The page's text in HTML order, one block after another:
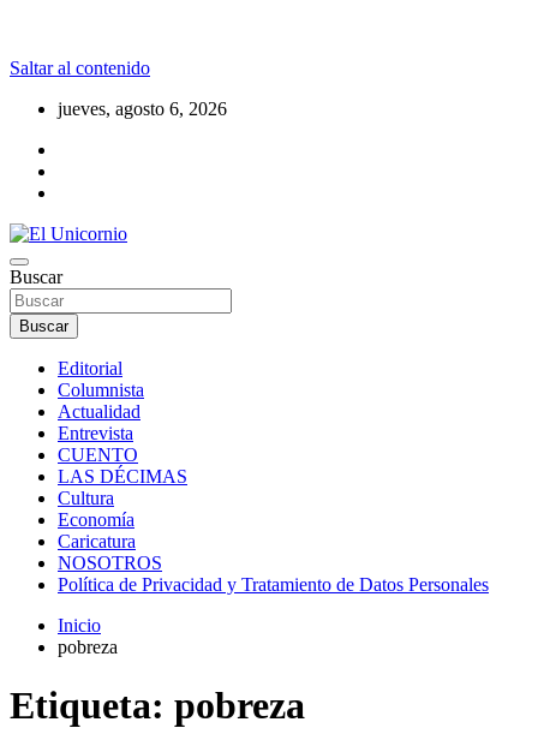
Saltar al contenido
jueves, agosto 6, 2026
El Unicornio
La realidad supera la fantasía
Buscar
Buscar
Editorial
Columnista
Actualidad
Entrevista
CUENTO
LAS DÉCIMAS
Cultura
Economía
Caricatura
NOSOTROS
Política de Privacidad y Tratamiento de Datos Personales
Inicio
pobreza
Etiqueta: pobreza